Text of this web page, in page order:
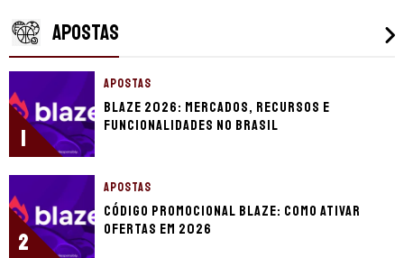
APOSTAS
1
APOSTAS
Blaze 2026: mercados, recursos e
funcionalidades no Brasil
2
APOSTAS
Código promocional Blaze: como ativar
ofertas em 2026